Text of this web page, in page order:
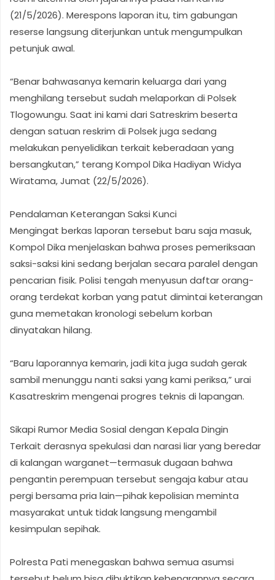
(21/5/2026). Merespons laporan itu, tim gabungan
reserse langsung diterjunkan untuk mengumpulkan
petunjuk awal.
“Benar bahwasanya kemarin keluarga dari yang
menghilang tersebut sudah melaporkan di Polsek
Tlogowungu. Saat ini kami dari Satreskrim beserta
dengan satuan reskrim di Polsek juga sedang
melakukan penyelidikan terkait keberadaan yang
bersangkutan,” terang Kompol Dika Hadiyan Widya
Wiratama, Jumat (22/5/2026).
Pendalaman Keterangan Saksi Kunci
Mengingat berkas laporan tersebut baru saja masuk,
Kompol Dika menjelaskan bahwa proses pemeriksaan
saksi-saksi kini sedang berjalan secara paralel dengan
pencarian fisik. Polisi tengah menyusun daftar orang-
orang terdekat korban yang patut dimintai keterangan
guna memetakan kronologi sebelum korban
dinyatakan hilang.
“Baru laporannya kemarin, jadi kita juga sudah gerak
sambil menunggu nanti saksi yang kami periksa,” urai
Kasatreskrim mengenai progres teknis di lapangan.
Sikapi Rumor Media Sosial dengan Kepala Dingin
Terkait derasnya spekulasi dan narasi liar yang beredar
di kalangan warganet—termasuk dugaan bahwa
pengantin perempuan tersebut sengaja kabur atau
pergi bersama pria lain—pihak kepolisian meminta
masyarakat untuk tidak langsung mengambil
kesimpulan sepihak.
Polresta Pati menegaskan bahwa semua asumsi